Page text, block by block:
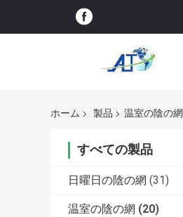
ホーム 製品 温室の陰の網
すべての製品
日曜日の陰の網 (31)
温室の陰の網 (20)